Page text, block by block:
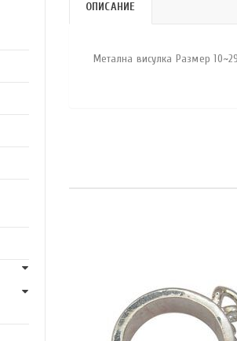
ОПИСАНИЕ
Метална висулка Размер